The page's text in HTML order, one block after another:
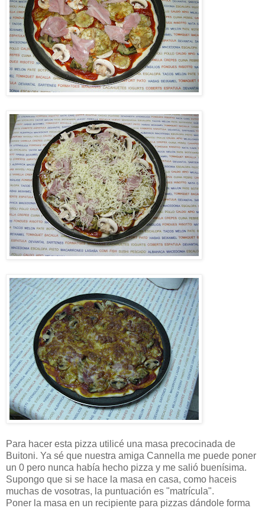
Para hacer esta pizza utilicé una masa precocinada de
Buitoni. Ya sé que nuestra amiga Cannella me puede poner
un 0 pero nunca había hecho pizza y me salió buenísima.
Supongo que si se hace la masa en casa, como haceis
muchas de vosotras, la puntuación es "matrícula".
Poner la masa en un recipiente para pizzas dándole forma